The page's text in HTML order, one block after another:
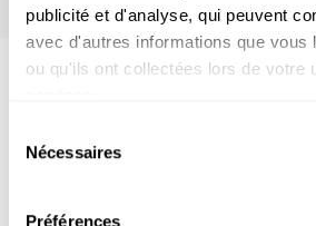
publicité et d'analyse, qui peuvent
avec d'autres informations que vous
ou qu'ils ont collectées lors de votre
Nécessaires
Préférences
SPORT